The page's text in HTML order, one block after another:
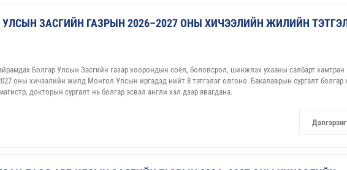
ЗАСГИЙН ГАЗРЫН 2026–2027 ОНЫ ХИЧЭЭЛИЙН ЖИЛИЙН
Болгар Улсын Засгийн газар хоорондын соёл, боловсрол, шинжлэх ухааны салбарт хамтран
оны хичээлийн жилд Монгол Улсын иргэдэд нийт 8 тэтгэлэг олгоно. Бакалаврын сургалт болгар
докторын сургалт нь болгар эсвэл англи хэл дээр явагдана.